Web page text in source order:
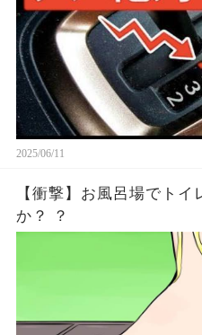
2025/06/11
【衝撃】お風呂場でト
か？ ？